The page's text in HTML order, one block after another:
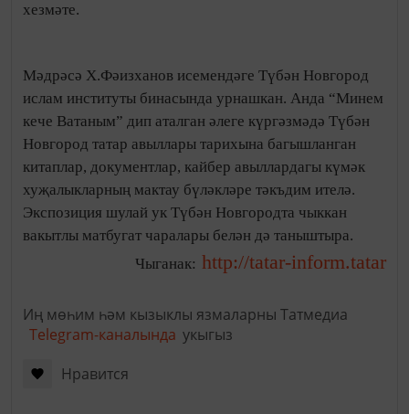
хезмәте.
Мәдрәсә Х.Фәизханов исемендәге Түбән Новгород
ислам институты бинасында урнашкан. Анда “Минем
кече Ватаным” дип аталган әлеге күргәзмәдә Түбән
Новгород татар авыллары тарихына багышланган
китаплар, документлар, кайбер авыллардагы күмәк
хуҗалыкларның мактау бүләкләре тәкъдим ителә.
Экспозиция шулай ук Түбән Новгородта чыккан
вакытлы матбугат чаралары белән дә таныштыра.
Чыганак: http://tatar-inform.tatar
Иң мөһим һәм кызыклы язмаларны Татмедиа
Telegram-каналында укыгыз
Нравится